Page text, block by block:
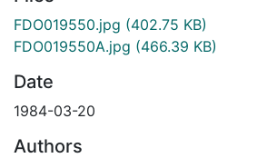
FDO019550.jpg (402.75 KB)
FDO019550A.jpg (466.39 KB)
Date
1984-03-20
Authors